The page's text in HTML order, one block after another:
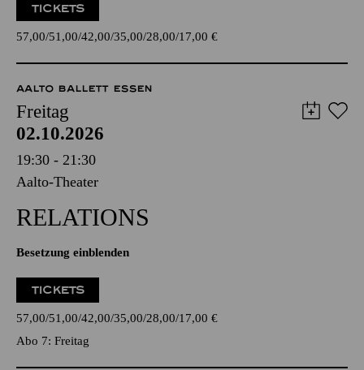
TICKETS
57,00 51,00 42,00 35,00 28,00 17,00 €
AALTO BALLETT ESSEN
Freitag
02.10.2026
19:30 - 21:30
Aalto-Theater
RELATIONS
Besetzung einblenden
TICKETS
57,00 51,00 42,00 35,00 28,00 17,00 €
Abo 7: Freitag